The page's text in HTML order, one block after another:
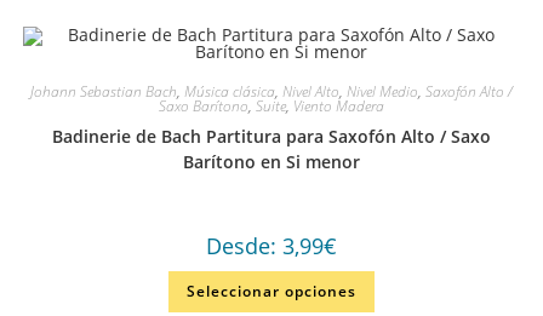
Johann Sebastian Bach, Música clásica, Nivel Alto, Nivel Medio, Saxofón Alto /
Saxo Barítono, Suite, Viento Madera
Badinerie de Bach Partitura para Saxofón Alto / Saxo
Barítono en Si menor
Desde: 3,99€
Seleccionar opciones